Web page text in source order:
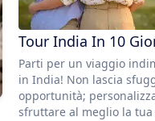
Tour India In 10
Parti per un viaggio
in India! Non lascia
opportunità;
sfruttare al meglio la tua